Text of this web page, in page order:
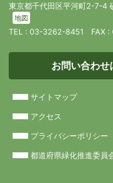
東京都千代田区平河町2-7-4
地図
TEL : 03-3262-8451 FAX :
お問い合わせ
サイトマップ
アクセス
プライバシーポリシー
都道府県緑化推進委員